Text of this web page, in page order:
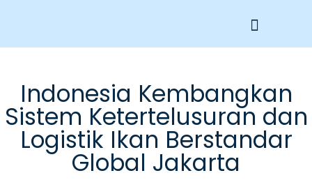
Indonesia Kembangkan
Sistem Ketertelusuran dan
Logistik Ikan Berstandar
Global Jakarta